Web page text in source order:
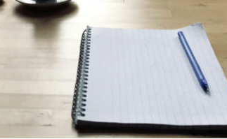
Hebdo39